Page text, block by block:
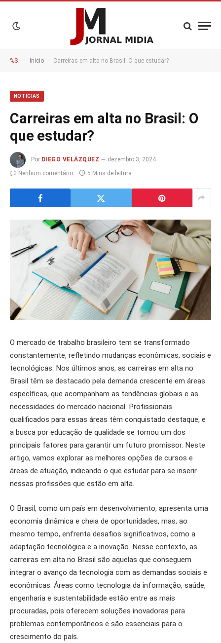
%S Início - Carreiras em alta no Brasil: O que estudar?
NOTÍCIAS
Carreiras em alta no Brasil: O
que estudar?
Por DIEGO VELÁZQUEZ
dezembro 3, 2024
Nenhum comentário
5 Mins de leitura
O mercado de trabalho brasileiro tem se transformado
constantemente, refletindo mudanças econômicas, sociais e
tecnológicas. Nos últimos anos, as carreiras em alta no
Brasil têm se destacado pela demanda crescente em áreas
específicas, que acompanham as tendências globais e as
necessidades do mercado nacional. Profissionais
qualificados para essas áreas têm conquistado destaque, e
a busca por educação de qualidade se tornou um dos
principais fatores para garantir um futuro promissor. Neste
artigo, vamos explorar as melhores opções de cursos e
áreas de atuação, indicando o que estudar para se inserir
nessas profissões que estão em alta.
O Brasil, como um país em desenvolvimento, apresenta uma
economia dinâmica e cheia de oportunidades, mas, ao
mesmo tempo, enfrenta desafios significativos, como a
adaptação tecnológica e a inovação. Nesse contexto, as
carreiras em alta no Brasil são aquelas que conseguem
integrar o avanço da tecnologia com as demandas sociais e
econômicas. Áreas como tecnologia da informação, saúde,
engenharia e sustentabilidade estão entre as mais
procuradas, pois oferecem soluções inovadoras para
problemas contemporâneos e são essenciais para o
crescimento do país.